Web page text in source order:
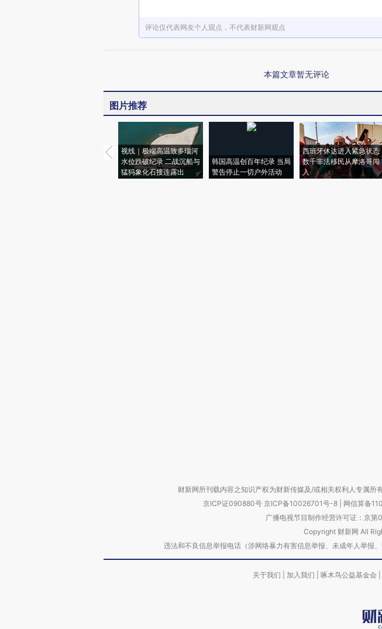
评论仅代表网友个人观点，不代表财新网观点
本篇文章暂无评论
图片推荐
视线｜极端高温致多瑙河
水位跌破纪录 二战沉船与
猛犸象化石接连露出
韩国高温创百年纪录 当局
警告停止一切户外活动
西班牙休达进入紧急状态
数千非法移民从摩洛哥闯
入
财新网所刊载内容之知识产权为财新传媒及/或相关权利人专属所
京ICP证090880号 京ICP备10026701号-8 网信算备
广播电视节目制作经营许可证：京第
Copyright 财新网 All
违法和不良信息举报电话（涉网络暴力有害信息举报、未成年人举
关于我们 加入我们 啄木鸟公益基金会